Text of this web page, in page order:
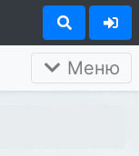
Меню